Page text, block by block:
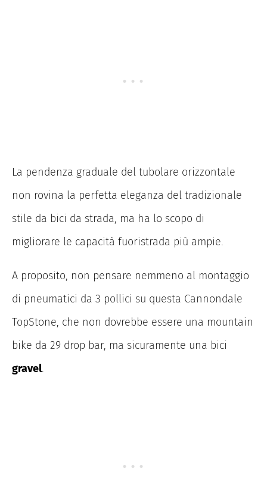
La pendenza graduale del tubolare orizzontale
non rovina la perfetta eleganza del tradizionale
stile da bici da strada, ma ha lo scopo di
migliorare le capacità fuoristrada più ampie.
A proposito, non pensare nemmeno al montaggio
di pneumatici da 3 pollici su questa Cannondale
TopStone, che non dovrebbe essere una mountain
bike da 29 drop bar, ma sicuramente una bici
gravel.